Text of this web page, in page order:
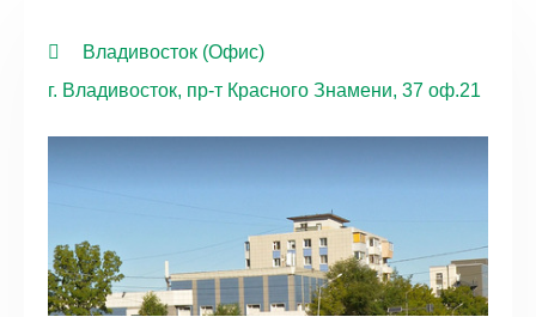
Владивосток (Офис)
г. Владивосток, пр-т Красного Знамени, 37 оф.21